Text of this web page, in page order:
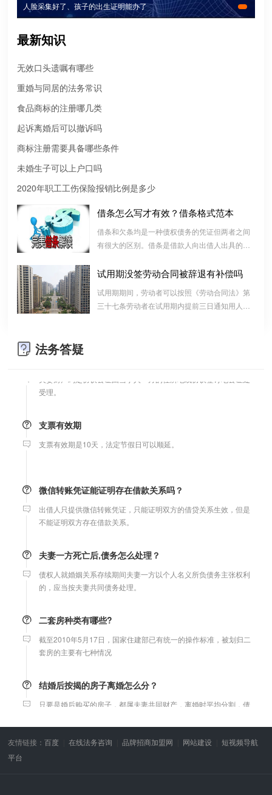
人脸采集好了、孩子的出生证明能办了
最新知识
无效口头遗嘱有哪些
重婚与同居的法务常识
食品商标的注册哪几类
起诉离婚后可以撤诉吗
商标注册需要具备哪些条件
未婚生子可以上户口吗
2020年职工工伤保险报销比例是多少
借条怎么写才有效？借条格式范本
借条和欠条均是一种债权债务的凭证但两者之间
有很大的区别。借条是借款人向出借人出具的借
系，而欠条是双方基于以前的经济往来而进行结
往来的结算，仅是代表一种纯粹的债权债务关系
并不代表借款合同关系。因此借款时宜写“借
试用期没签劳动合同被辞退有补偿吗
试用期期间，劳动者可以按照《劳动合同法》第
三十七条劳动者在试用期内提前三日通知用人单
法务答疑
微信转账凭证能证明存在借款关系吗？
出借人只提供微信转账凭证，只能证明双方的借贷关系生效，但是
不能证明双方存在借款关系。
婚前协议
婚前协议的主要目的是对双方各自的财产和债务范围以及权利归属
婚内财产公证在哪边公证处申请
受理。
支票有效期
微信转账凭证能证明存在借款关系吗？
不能证明双方存在借款关系。
夫妻一方死亡后,债务怎么处理？
的，应当按夫妻共同债务处理。
二套房种类有哪些?
套房的主要有七种情况
结婚后按揭的房子离婚怎么分？
微信转账凭证能证明存在借款关系吗？
友情链接：百度 在线法务咨询 品牌招商加盟网 网站建设
短视频导航
平台